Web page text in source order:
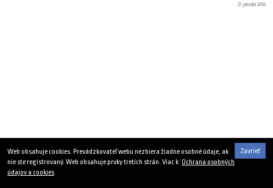
27. januára 2016
Zavrieť
Web obsahuje cookies. Prevádzkovateľ webu nezbiera žiadne osobné údaje, ak
nie ste registrovaný. Web obsahuje prvky tretích strán. Viac k: Ochrana osobných
údajov a cookies